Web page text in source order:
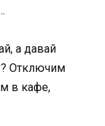
а давай
Отключим
в кафе,